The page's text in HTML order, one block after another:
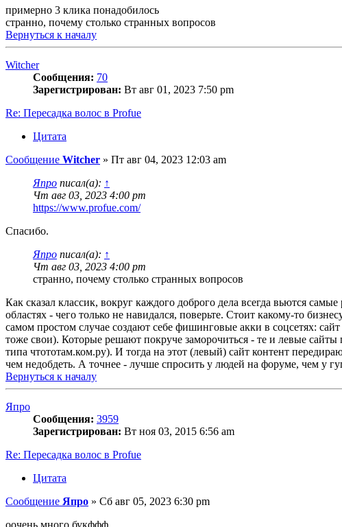
примерно 3 клика понадобилось
странно, почему столько странных вопросов
Вернуться к началу
Witcher
Сообщения: 70
Зарегистрирован: Вт авг 01, 2023 7:50 pm
Re: Пересадка волос в Profue
Цитата
Сообщение Witcher » Пт авг 04, 2023 12:03 am
Япро писал(а): ↑
Чт авг 03, 2023 4:00 pm
https://www.profue.com/
Спасибо.
Япро писал(а): ↑
Чт авг 03, 2023 4:00 pm
странно, почему столько странных вопросов
Как сказал классик, вокруг каждого доброго дела всегда вьются
областях - чего только не навидался, поверьте. Стоит какому-то
самом простом случае создают себе фишинговые акки в соцсетях:
тоже свои). Которые решают покруче заморочиться - те и левые
типа чтототам.ком.ру). И тогда на этот (левый) сайт контент
чем недобдеть. А точнее - лучше спросить у людей на форуме, чем у
Вернуться к началу
Япро
Сообщения: 3959
Зарегистрирован: Вт ноя 03, 2015 6:56 am
Re: Пересадка волос в Profue
Цитата
Сообщение Япро » Сб авг 05, 2023 6:30 pm
оочень много букффф